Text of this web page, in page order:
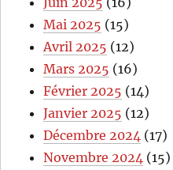
Mai 2025 (15)
Avril 2025 (12)
Mars 2025 (16)
Février 2025 (14)
Janvier 2025 (12)
Décembre 2024 (17)
Novembre 2024 (15)